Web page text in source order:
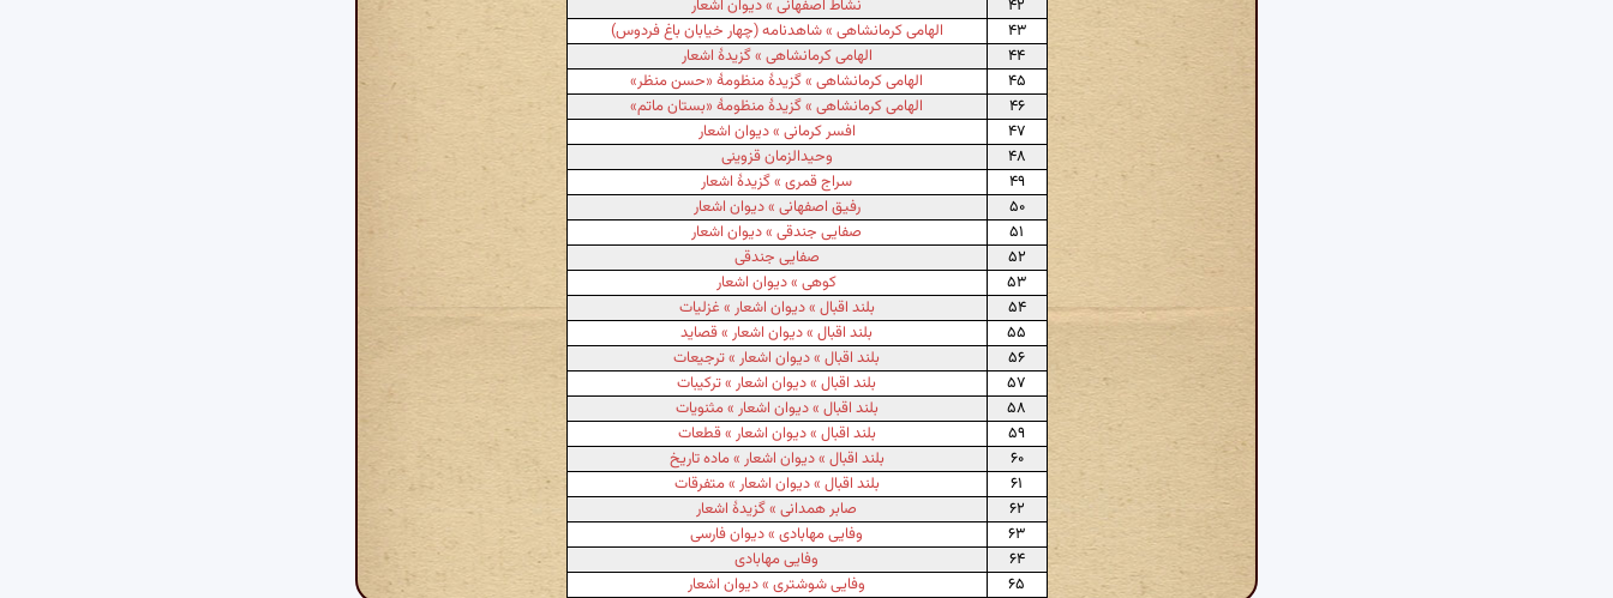
۴۲
نشاط اصفهانی » دیوان اشعار
۴۳
الهامی کرمانشاهی » شاهدنامه (چهار خیابان باغ فردوس)
۴۴
الهامی کرمانشاهی » گزیدهٔ اشعار
۴۵
الهامی کرمانشاهی » گزیدهٔ منظومهٔ «حسن منظر»
۴۶
الهامی کرمانشاهی » گزیدهٔ منظومهٔ «بستان ماتم»
۴۷
افسر کرمانی » دیوان اشعار
۴۸
وحیدالزمان قزوینی
۴۹
سراج قمری » گزیدهٔ اشعار
۵۰
رفیق اصفهانی » دیوان اشعار
۵۱
صفایی جندقی » دیوان اشعار
۵۲
صفایی جندقی
۵۳
کوهی » دیوان اشعار
۵۴
بلند اقبال » دیوان اشعار » غزلیات
۵۵
بلند اقبال » دیوان اشعار » قصاید
۵۶
بلند اقبال » دیوان اشعار » ترجیعات
۵۷
بلند اقبال » دیوان اشعار » ترکیبات
۵۸
بلند اقبال » دیوان اشعار » مثنویات
۵۹
بلند اقبال » دیوان اشعار » قطعات
۶۰
بلند اقبال » دیوان اشعار » ماده تاریخ
۶۱
بلند اقبال » دیوان اشعار » متفرقات
۶۲
صابر همدانی » گزیدهٔ اشعار
۶۳
وفایی مهابادی » دیوان فارسی
۶۴
وفایی مهابادی
۶۵
وفایی شوشتری » دیوان اشعار